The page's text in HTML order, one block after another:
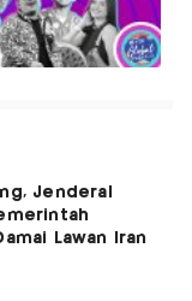
Jenderal
Lawan Iran